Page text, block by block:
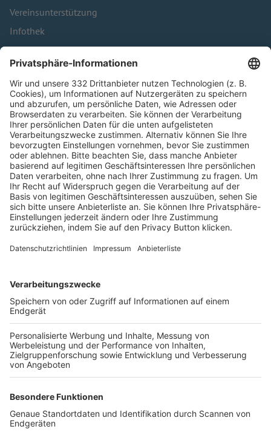
Vereinsunterstützung
Infothek
Kontakt
HÄUFIG BESUCHTE SEITEN
Pässe und Vereinswechsel
Trainerausbildung
Schulungsangebot Vereinsmitarbeiter
BFV-Geschäftsstellen
Trainerbörse
Login SpielPlus
FOLGE DEM BFV
TOP-VEREINE
TOP-PARTNER